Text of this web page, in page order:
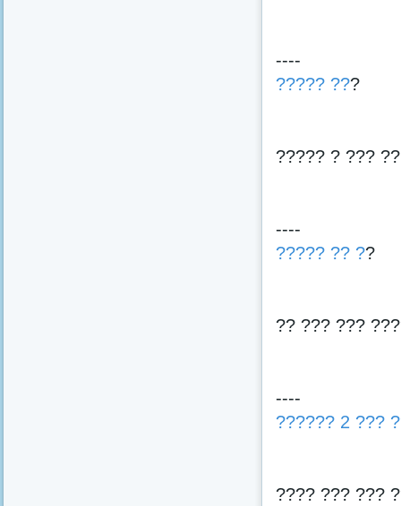
----
????? ???
????? ? ???
----
????? ?? ??
?? ??? ???
----
?????? 2 ???
???? ??? ???